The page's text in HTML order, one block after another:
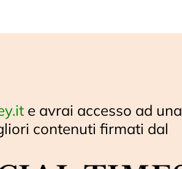
e avrai accesso ad una
contenuti firmati dal